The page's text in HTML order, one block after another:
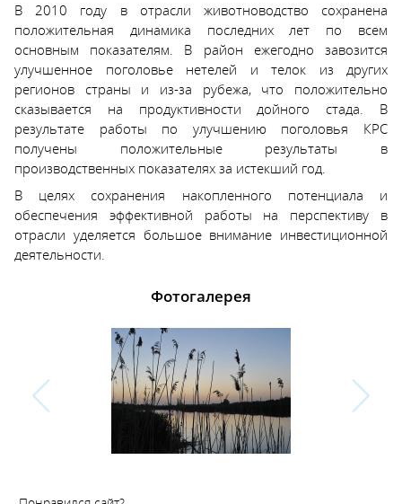
В 2010 году в отрасли животноводство сохранена
положительная динамика последних лет по всем
основным показателям. В район ежегодно завозится
улучшенное поголовье нетелей и телок из других
регионов страны и из-за рубежа, что положительно
сказывается на продуктивности дойного стада. В
результате работы по улучшению поголовья КРС
получены положительные результаты в
производственных показателях за истекший год.
В целях сохранения накопленного потенциала и
обеспечения эффективной работы на перспективу в
отрасли уделяется большое внимание инвестиционной
деятельности.
Фотогалерея